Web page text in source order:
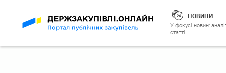
НОВИНИ
У фокусі новин:
статті